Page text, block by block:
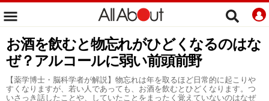
お酒を飲むと物忘れがひどくなるのはな
ぜ？アルコールに弱い前頭前野
【薬学博士・脳科学者が解説】物忘れは年を取るほど日常的に起こりや
すくなりますが、若い人であっても、お酒を飲むとひどくなります。つ
いさっき話したことや、していたことをまったく覚えていないのはなぜ